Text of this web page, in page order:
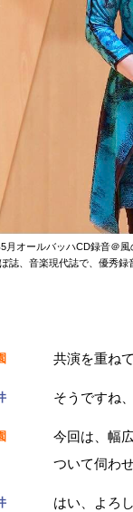
月オールバッハCD録音＠
誌、音楽現代誌で、優秀録
共演を重ね
そうですね
今回は、幅
ついて伺わ
はい、よろ